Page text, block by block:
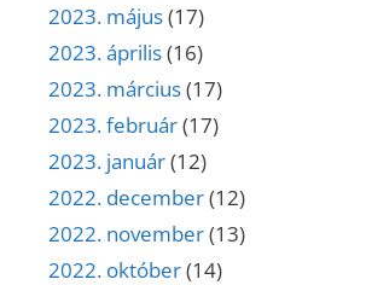
2023. május(17)
2023. április(16)
2023. március(17)
2023. február(17)
2023. január(12)
2022. december(12)
2022. november(13)
2022. október(14)